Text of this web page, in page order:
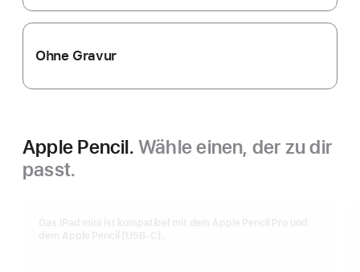
Ohne Gravur
Apple Pencil.Wähle einen, der zu dir
passt.